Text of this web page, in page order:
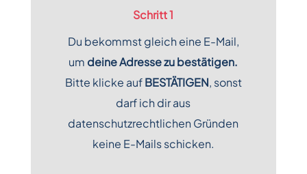
Schritt 1
Du bekommst gleich eine E-Mail,
um deine Adresse zu bestätigen.
Bitte klicke aufBESTÄTIGEN, sonst
darf ich dir aus
datenschutzrechtlichen Gründen
keine E-Mails schicken.